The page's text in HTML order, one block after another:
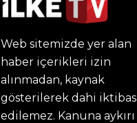
Web sitemizde yer alan
haber içerikleri izin
alınmadan, kaynak
gösterilerek dahi iktibas
edilemez. Kanuna aykırı